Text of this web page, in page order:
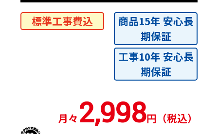
標準工事費込
商品15年 安心長
期保証
工事10年 安心長
期保証
月々 2,998円（税込）